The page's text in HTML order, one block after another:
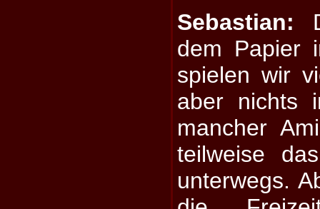
Sebastian:
dem Papier
spielen wir
aber nichts
mancher
teilweise
unterwegs.